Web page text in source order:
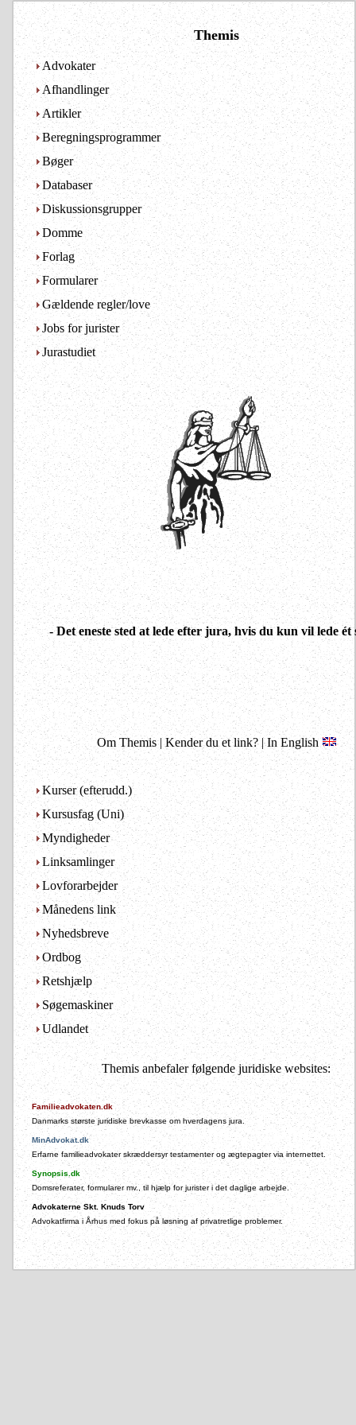
Themis
Advokater
Afhandlinger
Artikler
Beregningsprogrammer
Bøger
Databaser
Diskussionsgrupper
Domme
Forlag
Formularer
Gældende regler/love
Jobs for jurister
Jurastudiet
- Det eneste sted at lede efter jura, hvis du kun vil lede ét
Om Themis|Kender du et link?|In English
Kurser (efterudd.)
Kursusfag (Uni)
Myndigheder
Linksamlinger
Lovforarbejder
Månedens link
Nyhedsbreve
Ordbog
Retshjælp
Søgemaskiner
Udlandet
Themis anbefaler følgende juridiske websites:
Familieadvokaten.dk
Danmarks største juridiske brevkasse om hverdagens jura.
MinAdvokat.dk
Erfarne familieadvokater skræddersyr testamenter og ægtepagter via internettet.
Synopsis.dk
Domsreferater, formularer mv., til hjælp for jurister i det daglige arbejde.
Advokaterne Skt. Knuds Torv
Advokatfirma i Århus med fokus på løsning af privatretlige problemer.